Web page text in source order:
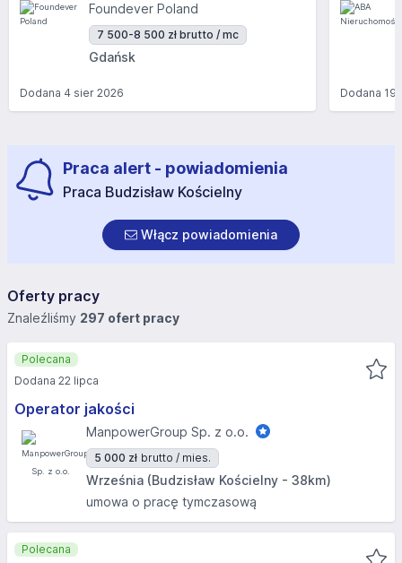
Foundever Poland
7 500-8 500 zł brutto / mc
Gdańsk
Dodana 4 sier 2026 Dodana 19
Praca alert - powiadomienia
Praca Budzisław Kościelny
Włącz powiadomienia
Oferty pracy
Znaleźliśmy 297 ofert pracy
Operator jakości
ManpowerGroup Sp. z o.o.
5 000 zł brutto / mies.
Września (Budzisław Kościelny - 38km)
umowa o pracę tymczasową
Polecana
Dodana 22 lipca
Polecana